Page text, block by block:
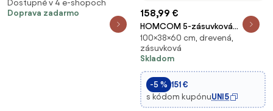
Dostupné v 4 e-shopoch
Doprava zadarmo
158,99 €
HOMCOM 5-zásuvková
komoda do spálne s moderným
dizajnom a tichým zatváracím
mechanizmom - 60 x 38 x 100
cm, prírodné drevo | Aosom
100×38×60 cm, drevená,
zásuvková
Skladom
-5 % 151 €
s kódom kupónuUNI5